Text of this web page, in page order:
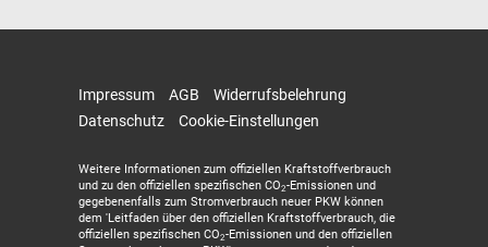
Impressum AGB
Widerrufsbelehrung
Datenschutz
Cookie-Einstellungen
Weitere Informationen zum offiziellen Kraftstoffverbrauch
und zu den offiziellen spezifischen CO2-Emissionen und
gegebenenfalls zum Stromverbrauch neuer PKW können
dem 'Leitfaden über den offiziellen Kraftstoffverbrauch, die
offiziellen spezifischen CO2-Emissionen und den offiziellen